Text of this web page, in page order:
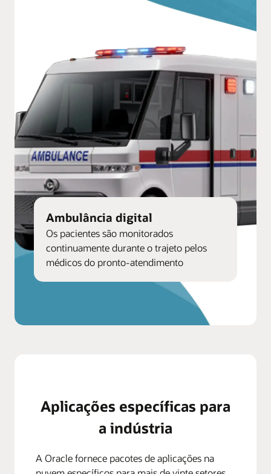
Ambulância digital
Os pacientes são monitorados
continuamente durante o trajeto pelos
médicos do pronto-atendimento
Aplicações específicas para
a indústria
A Oracle fornece pacotes de aplicações na